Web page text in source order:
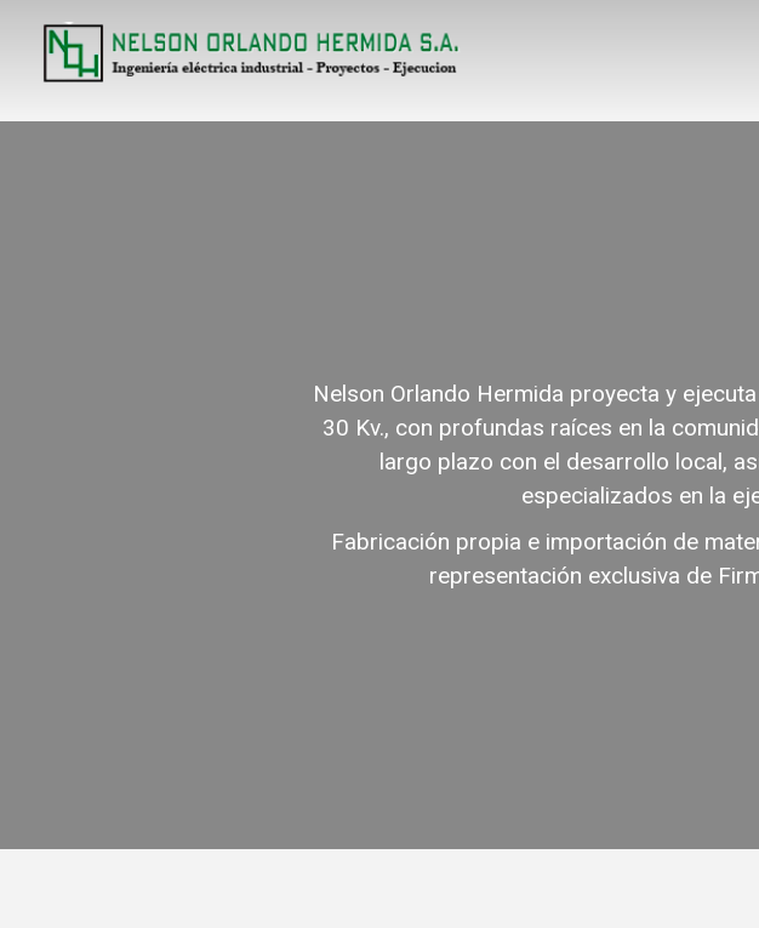
Nelson Orlando Hermida proyecta y
30 Kv., con profundas raíces en la
largo plazo con el desarrollo local,
especializados en la
Fabricación propia e importación de
representación exclusiva de